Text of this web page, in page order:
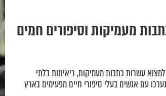
מעמיקות וסיפורים חמים
למצוא עשרות כתבות מעמיקות, ריאיונות בלתי
עם אנשים בעלי סיפורי חיים מפעימים בארץ